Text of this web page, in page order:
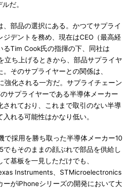
だ。
部品の選択にある。かつてサプライ
デントを務め、現在はCEO（最高経
るTim Cook氏の指揮の下、同社は
立ち上げるときから、部品サプライヤ
そのサプライヤーとの関係は、
強化される一方だ。サプライチェーン
サプライヤーである半導体メーカー
されており、これまで取引のない半導
れる可能性はかなり低い。
採用を勝ち取った半導体メーカー10
もそのままの顔ぶれで部品を供給し
基板を一見しただけでも、
Instruments、STMicroelectronics
ーがiPhoneシリーズの開発において大